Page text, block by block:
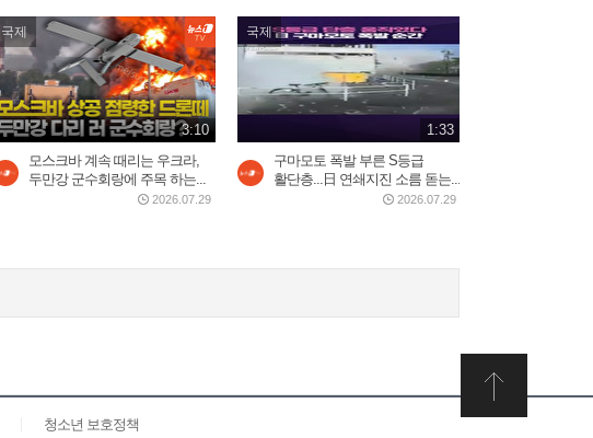
1:35
日 규슈 7.1 강진에 쓰나미 주
의보…부울경까지 흔들렸다
2026.07.28
국제
3:10
모스크바 계속 때리는 우크라,
두만강 군수회랑에 주목 하는...
2026.07.29
국제
1:33
구마모토 폭발 부른 S등급
활단층...日 연쇄지진 소름 돋는...
2026.07.29
청소년 보호정책